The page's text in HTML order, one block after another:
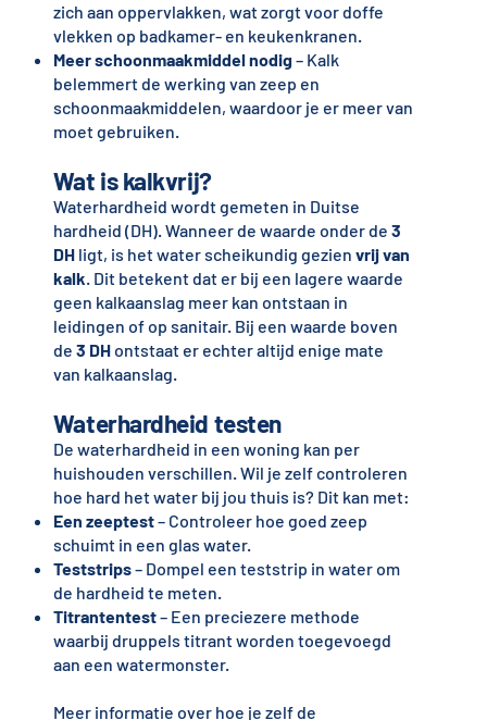
zich aan oppervlakken, wat zorgt voor doffe
vlekken op badkamer- en keukenkranen.
Meer schoonmaakmiddel nodig– Kalk
belemmert de werking van zeep en
schoonmaakmiddelen, waardoor je er meer van
moet gebruiken.
Wat is kalkvrij?
Waterhardheid wordt gemeten in Duitse
hardheid (DH). Wanneer de waarde onder de 3
DHligt, is het water scheikundig gezien vrij van
kalk. Dit betekent dat er bij een lagere waarde
geen kalkaanslag meer kan ontstaan in
leidingen of op sanitair. Bij een waarde boven
de 3 DHontstaat er echter altijd enige mate
van kalkaanslag.
Waterhardheid testen
De waterhardheid in een woning kan per
huishouden verschillen. Wil je zelf controleren
hoe hard het water bij jou thuis is? Dit kan met:
Een zeeptest– Controleer hoe goed zeep
schuimt in een glas water.
Teststrips– Dompel een teststrip in water om
de hardheid te meten.
Titrantentest– Een preciezere methode
waarbij druppels titrant worden toegevoegd
aan een watermonster.
Meer informatie over hoe je zelf de